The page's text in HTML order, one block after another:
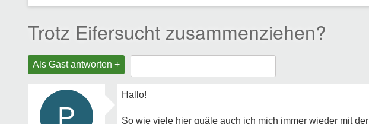
Trotz Eifersucht zusammenziehen?
Als Gast antworten +
P
Hallo!
So wie viele hier quäle auch ich mich immer wieder mit